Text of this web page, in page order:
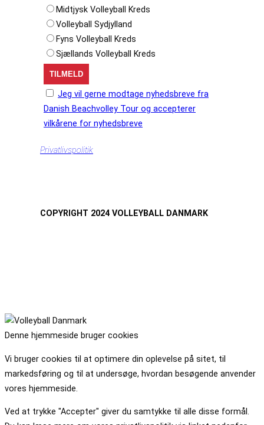
Midtjysk Volleyball Kreds
Volleyball Sydjylland
Fyns Volleyball Kreds
Sjællands Volleyball Kreds
Jeg vil gerne modtage nyhedsbreve fra
Danish Beachvolley Tour og accepterer
vilkårene for nyhedsbreve
Privatlivspolitik
COPYRIGHT 2024 VOLLEYBALL DANMARK
Denne hjemmeside bruger cookies
Vi bruger cookies til at optimere din oplevelse på sitet, til
markedsføring og til at undersøge, hvordan besøgende anvender
vores hjemmeside.
Ved at trykke "Accepter" giver du samtykke til alle disse formål.